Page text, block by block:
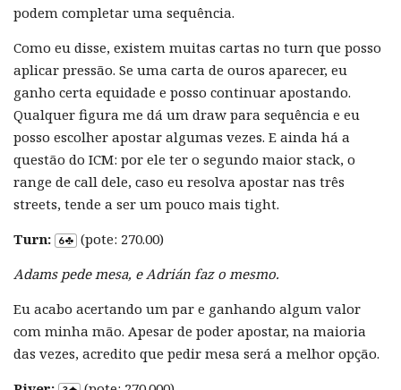
podem completar uma sequência.
Como eu disse, existem muitas cartas no turn que posso
aplicar pressão. Se uma carta de ouros aparecer, eu
ganho certa equidade e posso continuar apostando.
Qualquer figura me dá um draw para sequência e eu
posso escolher apostar algumas vezes. E ainda há a
questão do ICM: por ele ter o segundo maior stack, o
range de call dele, caso eu resolva apostar nas três
streets, tende a ser um pouco mais tight.
Turn:
(pote: 270.00)
Adams pede mesa, e Adrián faz o mesmo.
Eu acabo acertando um par e ganhando algum valor
com minha mão. Apesar de poder apostar, na maioria
das vezes, acredito que pedir mesa será a melhor opção.